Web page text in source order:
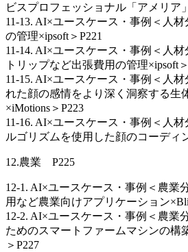
ビスプロフェッショナル「アメリア
11-13. AI×ユースケース・事例＜人
の管理×ipsoft＞P221
11-14. AI×ユースケース・事例＜人
トリップなど出張費用の管理×ipsoft
11-15. AI×ユースケース・事例＜人
れた顔の感情をより深く洞察する生
×iMotions＞P223
11-16. AI×ユースケース・事例＜人
ルゴリズムを使用した顔のコーディ
12.農業 P225
12-1. AI×ユースケース・事例＜農業
用など農業向けアプリケーション
12-2. AI×ユースケース・事例＜農業
ためのスマートファームマシンの構
＞P227